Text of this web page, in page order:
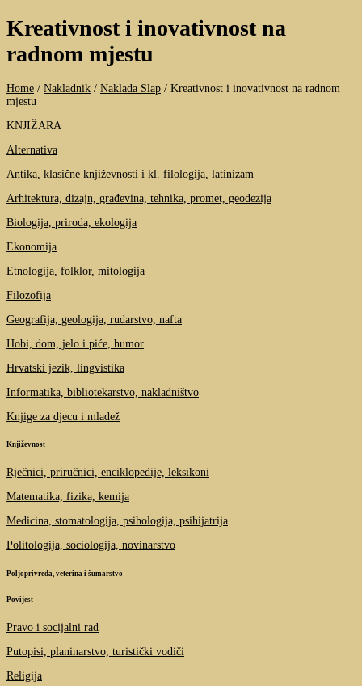
Kreativnost i inovativnost na
radnom mjestu
Home / Nakladnik / Naklada Slap / Kreativnost i inovativnost na radnom
mjestu
KNJIŽARA
Alternativa
Antika, klasične književnosti i kl. filologija, latinizam
Arhitektura, dizajn, građevina, tehnika, promet, geodezija
Biologija, priroda, ekologija
Ekonomija
Etnologija, folklor, mitologija
Filozofija
Geografija, geologija, rudarstvo, nafta
Hobi, dom, jelo i piće, humor
Hrvatski jezik, lingvistika
Informatika, bibliotekarstvo, nakladništvo
Knjige za djecu i mladež
Književnost
Rječnici, priručnici, enciklopedije, leksikoni
Matematika, fizika, kemija
Medicina, stomatologija, psihologija, psihijatrija
Politologija, sociologija, novinarstvo
Poljoprivreda, veterina i šumarstvo
Povijest
Pravo i socijalni rad
Putopisi, planinarstvo, turistički vodiči
Religija